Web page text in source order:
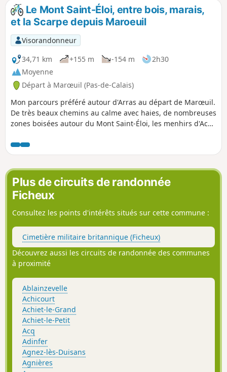
Le Mont Saint-Éloi, entre bois, marais,
et la Scarpe depuis Maroeuil
Visorandonneur
34,71 km
+155 m -154 m
2h30
Moyenne
Départ à Marœuil (Pas-de-Calais)
Mon parcours préféré autour d'Arras au départ de Marœuil.
De très beaux chemins au calme avec haies, de nombreuses
zones boisées autour du Mont Saint-Éloi, les menhirs d'Acq,
Marœuil et d'Anzin, Louez et son moulin et le golf d'Arras
Ouvrez l’œil sur la route, vous croiserez sûrement des
biches, chevreuils...
Plus de circuits de randonnée
Ficheux
Consultez les points d'intérêts situés sur cette commune :
Cimetière militaire britannique (Ficheux)
Découvrez aussi les circuits de randonnée des communes
à proximité
Ablainzevelle
Achicourt
Achiet-le-Grand
Achiet-le-Petit
Acq
Adinfer
Agnez-lès-Duisans
Agnières